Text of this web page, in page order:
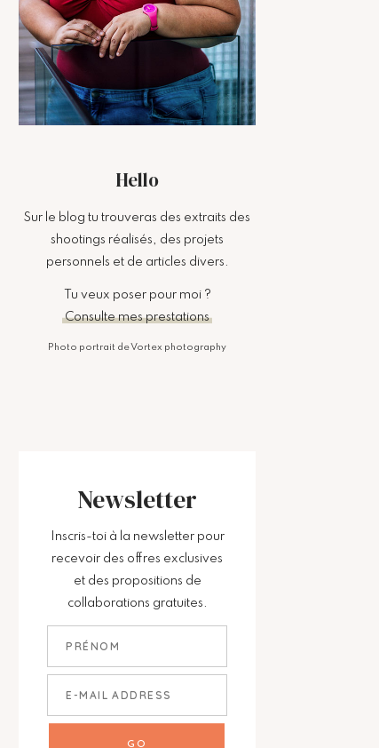
Hello
Sur le blog tu trouveras des extraits des
shootings réalisés, des projets
personnels et de articles divers.
Tu veux poser pour moi ?
Consulte mes prestations
Photo portrait de Vortex photography
Newsletter
Inscris-toi à la newsletter pour
recevoir des offres exclusives
et des propositions de
collaborations gratuites.